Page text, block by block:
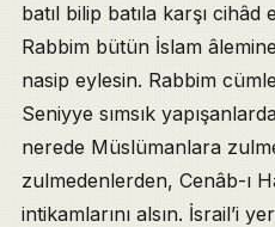
batıl bilip batıla karşı
Rabbim bütün İslam
nasip eylesin. Rabbim
Seniyye sımsık
nerede Müslümanlara
zulmedenlerden, Cenâb-ı
intikamlarını alsın. İsrail’i